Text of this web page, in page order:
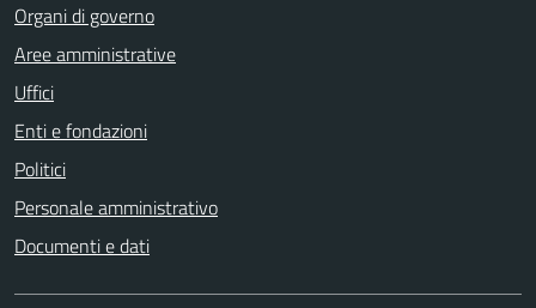
Organi di governo
Aree amministrative
Uffici
Enti e fondazioni
Politici
Personale amministrativo
Documenti e dati